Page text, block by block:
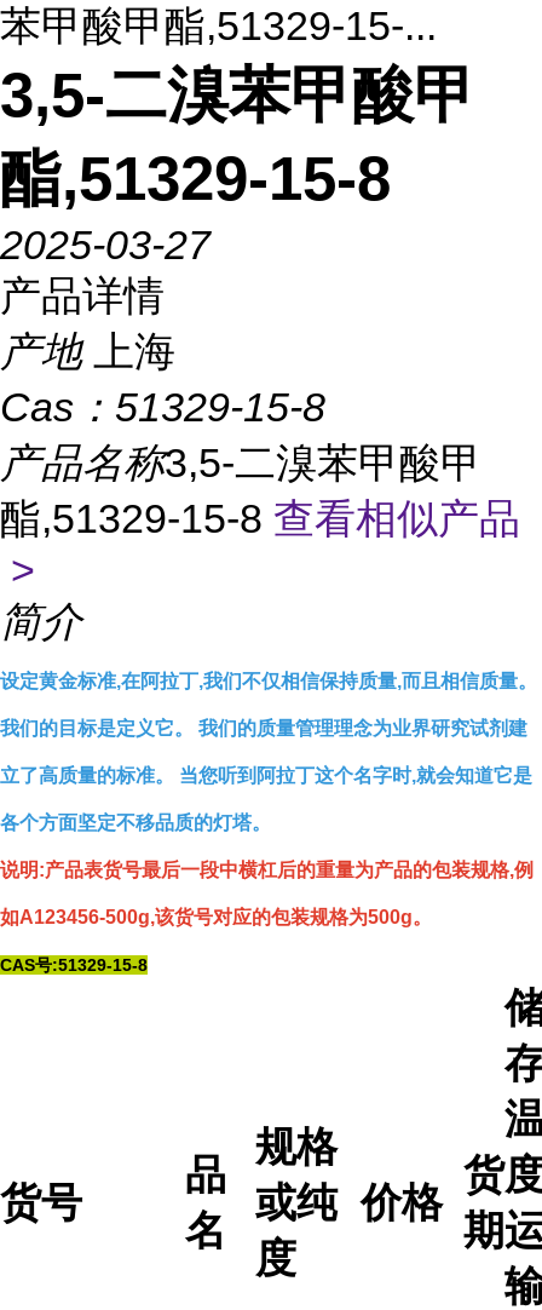
苯甲酸甲酯,51329-15-...
3,5-二溴苯甲酸甲
酯,51329-15-8
2025-03-27
产品详情
产地
上海
Cas： 51329-15-8
产品名称3,5-二溴苯甲酸甲
酯,51329-15-8 查看相似产品
>
简介
设定黄金标准,在阿拉丁,我们不仅相信保持质量,而且相信质量。
我们的目标是定义它。 我们的质量管理理念为业界研究试剂建
立了高质量的标准。 当您听到阿拉丁这个名字时,就会知道它是
各个方面坚定不移品质的灯塔。
说明:产品表货号最后一段中横杠后的重量为产品的包装规格,例
如A123456-500g,该货号对应的包装规格为500g。
CAS号:51329-15-8
货号
品
名
规格
或纯
度
价格
货
期